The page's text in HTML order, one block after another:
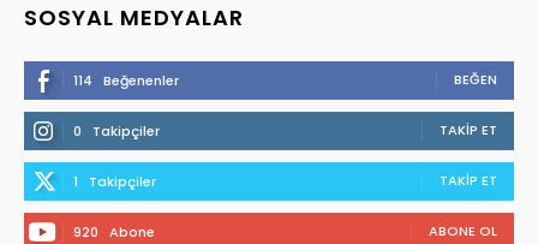
SOSYAL MEDYALAR
114 Beğenenler BEĞEN
0 Takipçiler TAKIP ET
1 Takipçiler TAKIP ET
920 Abone ABONE OL